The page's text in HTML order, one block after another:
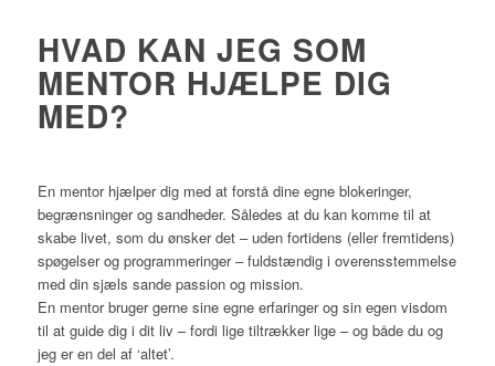
HVAD KAN JEG SOM
MENTOR HJÆLPE DIG
MED?
En mentor hjælper dig med at forstå dine egne blokeringer,
begrænsninger og sandheder. Således at du kan komme til at
skabe livet, som du ønsker det – uden fortidens (eller fremtidens)
spøgelser og programmeringer – fuldstændig i overensstemmelse
med din sjæls sande passion og mission.
En mentor bruger gerne sine egne erfaringer og sin egen visdom
til at guide dig i dit liv – fordi lige tiltrækker lige – og både du og
jeg er en del af ‘altet’.